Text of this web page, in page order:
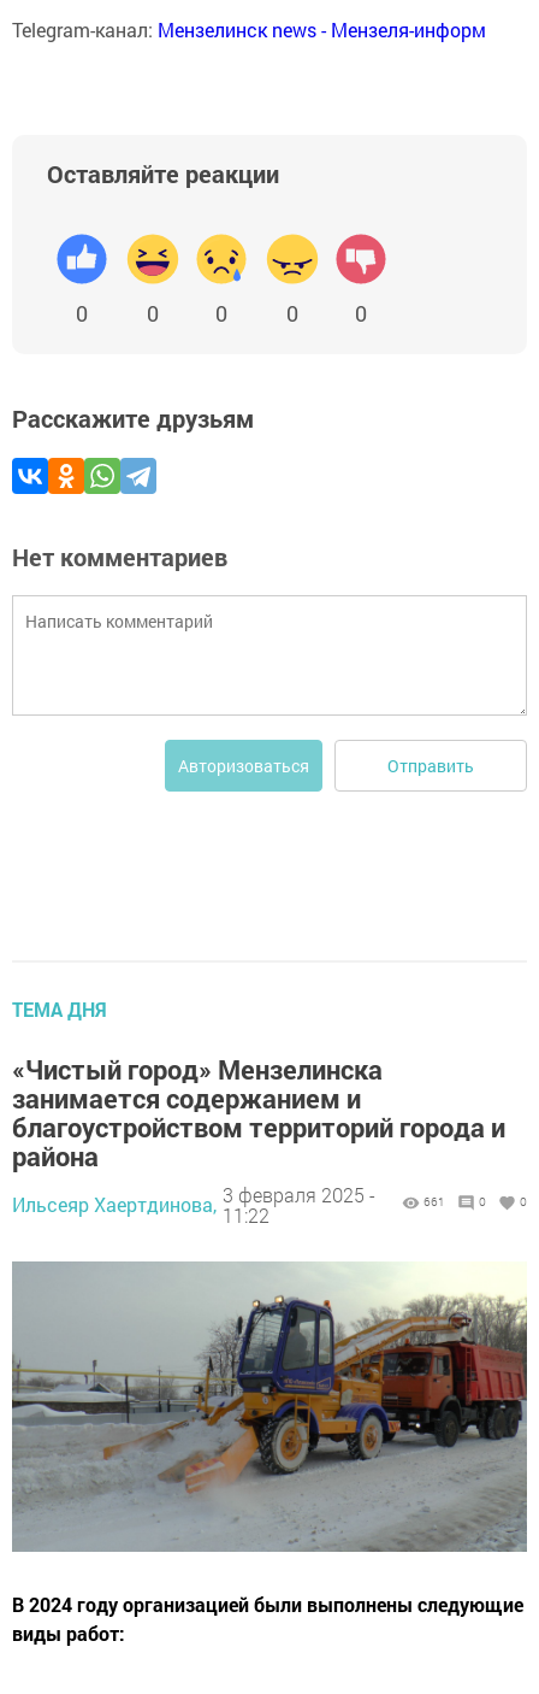
Telegram-канал: Мензелинск news - Мензеля-информ
Оставляйте реакции
0 0 0 0 0
Расскажите друзьям
Нет комментариев
Авторизоваться Отправить
ТЕМА ДНЯ
«Чистый город» Мензелинска
занимается содержанием и
благоустройством территорий города и
района
Ильсеяр Хаертдинова, 3 февраля 2025 -
11:22
661 0 0
В 2024 году организацией были выполнены следующие
виды работ: